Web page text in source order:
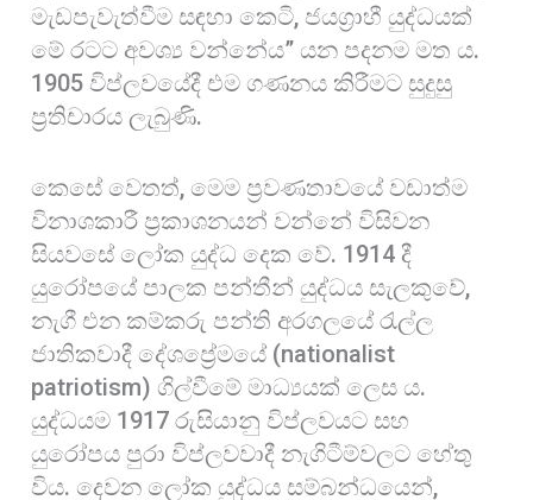
මැඩපැවැත්වීම සඳහා කෙටි, ජයග්‍රාහී යුද්ධයක්
මේ රටට අවශ්‍ය වන්නේය” යන පදනම මත ය.
1905 විප්ලවයේදී එම ගණනය කිරීමට සුදුසු
ප්‍රතිචාරය ලැබුණි.
කෙසේ වෙතත්, මෙම ප්‍රවණතාවයේ වඩාත්ම
විනාශකාරී ප්‍රකාශනයන් වන්නේ විසිවන
සියවසේ ලෝක යුද්ධ දෙක වේ. 1914 දී
යුරෝපයේ පාලක පන්තීන් යුද්ධය සැලකුවේ,
නැගී එන කම්කරු පන්ති අරගලයේ රැල්ල
ජාතිකවාදී දේශප්‍රේමයේ (nationalist
patriotism) ගිල්වීමේ මාධ්‍යයක් ලෙස ය.
යුද්ධයම 1917 රුසියානු විප්ලවයට සහ
යුරෝපය පුරා විප්ලවවාදී නැගිටීම්වලට හේතු
විය. දෙවන ලෝක යුද්ධය සම්බන්ධයෙන්,